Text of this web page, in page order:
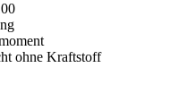
ohne Kraftstoff